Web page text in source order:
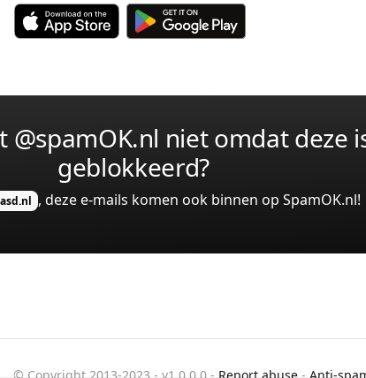
@spamOK.nl niet omdat deze
geblokkeerd?
, deze e-mails komen ook binnen op SpamOK.nl!